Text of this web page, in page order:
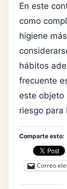
En este
como
higiene
hábitos
frecuente
este objeto
riesgo para
Comparte esto:
Correo